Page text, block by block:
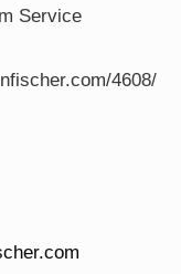
Service
4608/